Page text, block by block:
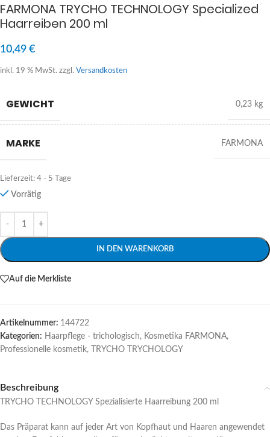
FARMONA TRYCHO TECHNOLOGY Specialized
Haarreiben 200 ml
10,49 €
inkl. 19 % MwSt. zzgl. Versandkosten
GEWICHT 0,23 kg
MARKE FARMONA
Lieferzeit: 4 - 5 Tage
Vorrätig
IN DEN WARENKORB
Alternative:
Auf die Merkliste
Artikelnummer: 144722
Kategorien: Haarpflege - trichologisch, Kosmetika FARMONA,
Professionelle kosmetik, TRYCHO TRYCHOLOGY
Beschreibung
TRYCHO TECHNOLOGY Spezialisierte Haarreibung 200 ml
Das Präparat kann auf jeder Art von Kopfhaut und Haaren angewendet